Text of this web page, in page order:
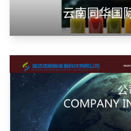
云南同华国